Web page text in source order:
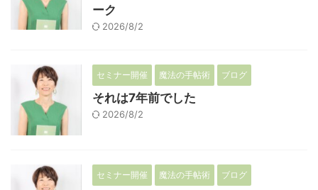
ーク
2026/8/2
セミナー開催 魔法の手帖術 ブログ
それは7年前でした
2026/8/2
セミナー開催 魔法の手帖術 ブログ